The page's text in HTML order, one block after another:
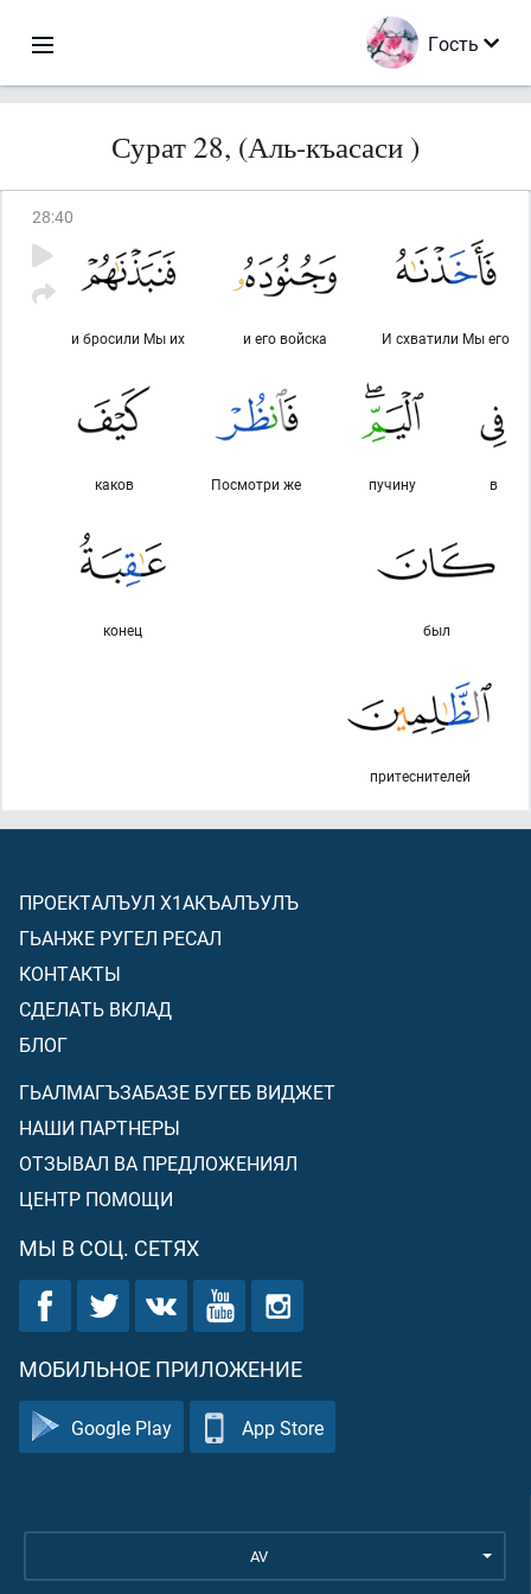
Гость
Сурат 28, (Аль-къасаси )
28:40
И схватили Мы его
и его войска
и бросили Мы их
в
пучину
Посмотри же
каков
был
конец
притеснителей
ПРОЕКТАЛЪУЛ Х1АКЪАЛЪУЛЪ
ГЬАНЖЕ РУГЕЛ РЕСАЛ
КОНТАКТЫ
СДЕЛАТЬ ВКЛАД
БЛОГ
ГЬАЛМАГЪЗАБАЗЕ БУГЕБ ВИДЖЕТ
НАШИ ПАРТНЕРЫ
ОТЗЫВАЛ ВА ПРЕДЛОЖЕНИЯЛ
ЦЕНТР ПОМОЩИ
МЫ В СОЦ. СЕТЯХ
МОБИЛЬНОЕ ПРИЛОЖЕНИЕ
Google Play App Store
AV